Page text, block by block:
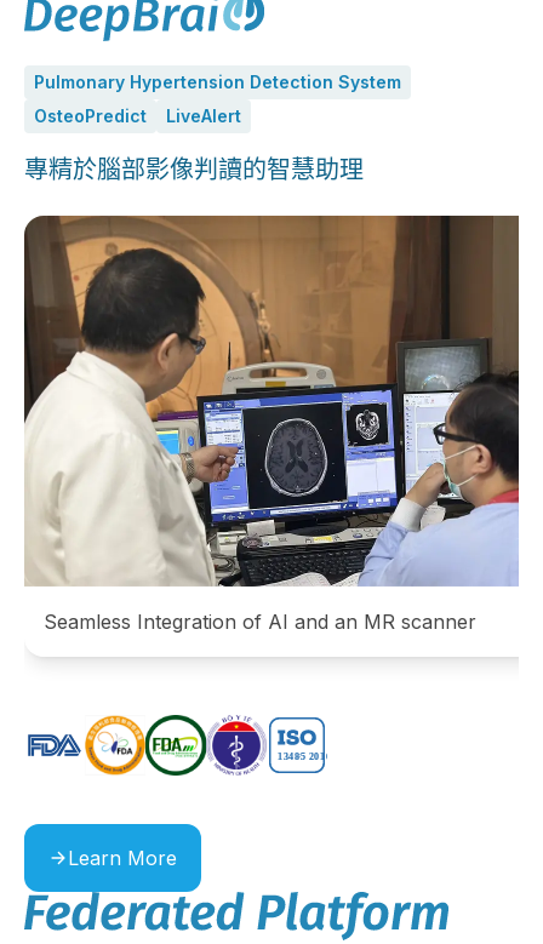
Pulmonary Hypertension Detection System
OsteoPredict
LiveAlert
專精於腦部影像判讀的智慧助理
Seamless Integration of AI and an MR scanner
Learn More